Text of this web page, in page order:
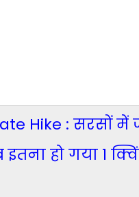
Hike : सरसों
इतना हो गया 1